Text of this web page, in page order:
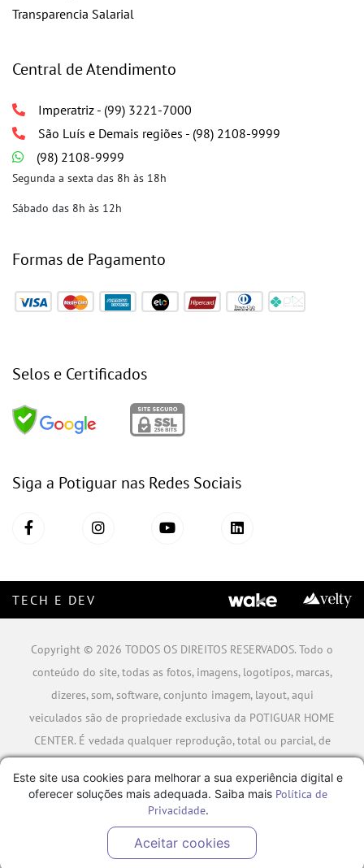
Transparencia Salarial
Central de Atendimento
Imperatriz - (99) 3221-7000
São Luís e Demais regiões - (98) 2108-9999
(98) 2108-9999
Segunda a sexta das 8h às 18h
Sábado das 8h às 12h
Formas de Pagamento
Selos e Certificados
Siga a Potiguar nas Redes Sociais
TECH E DEV
Copyright © 2026 TODOS OS DIREITOS RESERVADOS. Todo o
conteúdo do site, todas as fotos, imagens, logotipos, marcas,
dizeres, som, software, conjunto imagem, layout, aqui
veiculados são de propriedade exclusiva da POTIGUAR HOME
CENTER. É vedada qualquer reprodução, total ou parcial, de
A violação de qualquer direito mencionado implicará na
responsabilização cível e criminal nos termos da Lei.
POTIGUAR MATERIAIS DE CONSTRUÇÃO SA - CNPJ:
06.778.591/0001-09 - Rua Caminho da Boiada Nº 354, São
Este site usa cookies para melhorar a sua experiência digital e
oferecer soluções mais adequada. Saiba mais Política de
Privacidade.
Aceitar cookies